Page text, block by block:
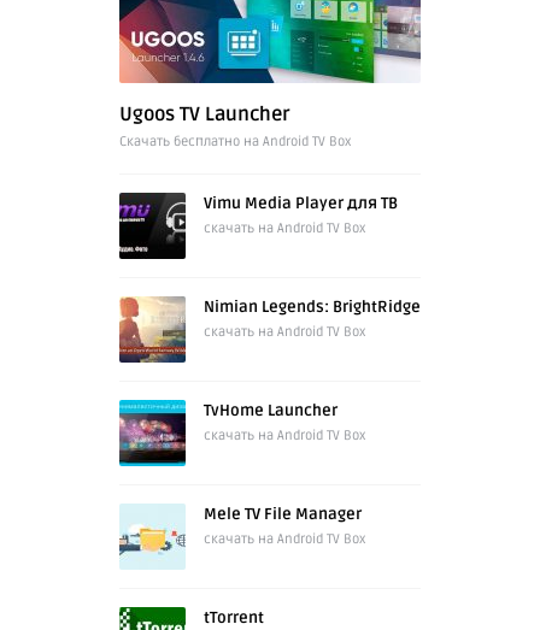
Ugoos TV Launcher
Cкачать бесплатно на Android TV Box
Vimu Media Player для ТВ
скачать на Android TV Box
Nimian Legends: BrightRidge
скачать на Android TV Box
TvHome Launcher
скачать на Android TV Box
Mele TV File Manager
скачать на Android TV Box
tTorrent